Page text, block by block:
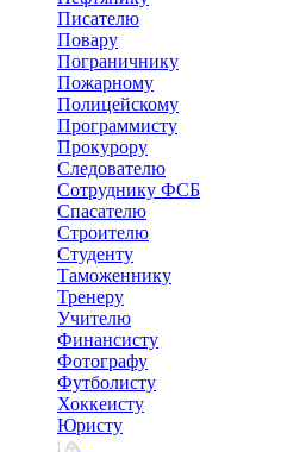
Писателю
Повару
Пограничнику
Пожарному
Полицейскому
Программисту
Прокурору
Следователю
Сотруднику ФСБ
Спасателю
Строителю
Студенту
Таможеннику
Тренеру
Учителю
Финансисту
Фотографу
Футболисту
Хоккеисту
Юристу